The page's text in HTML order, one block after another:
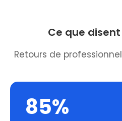
Ce que
Retours de
85%